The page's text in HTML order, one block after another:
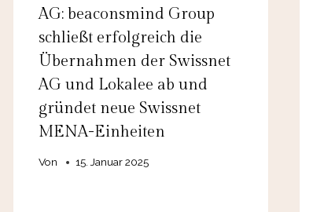
AG: beaconsmind Group
schließt erfolgreich die
Übernahmen der Swissnet
AG und Lokalee ab und
gründet neue Swissnet
MENA-Einheiten
Von 15. Januar 2025